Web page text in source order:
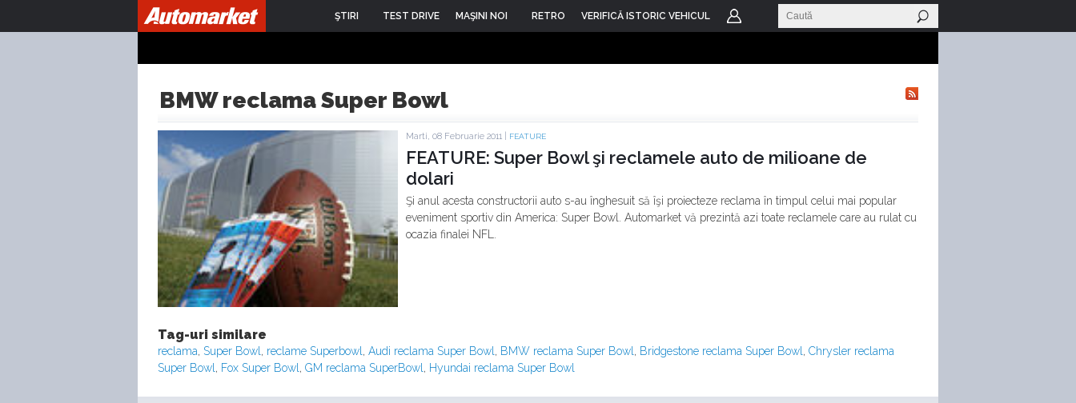
ŞTIRI TEST DRIVE MAŞINI NOI RETRO VERIFICĂ ISTORIC VEHICUL
BMW reclama Super Bowl
Marti, 08 Februarie 2011 | FEATURE
FEATURE: Super Bowl şi reclamele auto de milioane de
dolari
Şi anul acesta constructorii auto s-au înghesuit să îşi proiecteze reclama în timpul celui mai popular
eveniment sportiv din America: Super Bowl. Automarket vă prezintă azi toate reclamele care au rulat cu
ocazia finalei NFL.
Tag-uri similare
reclama, Super Bowl, reclame Superbowl, Audi reclama Super Bowl, BMW reclama Super Bowl, Bridgestone reclama Super Bowl, Chrysler reclama
Super Bowl, Fox Super Bowl, GM reclama SuperBowl, Hyundai reclama Super Bowl